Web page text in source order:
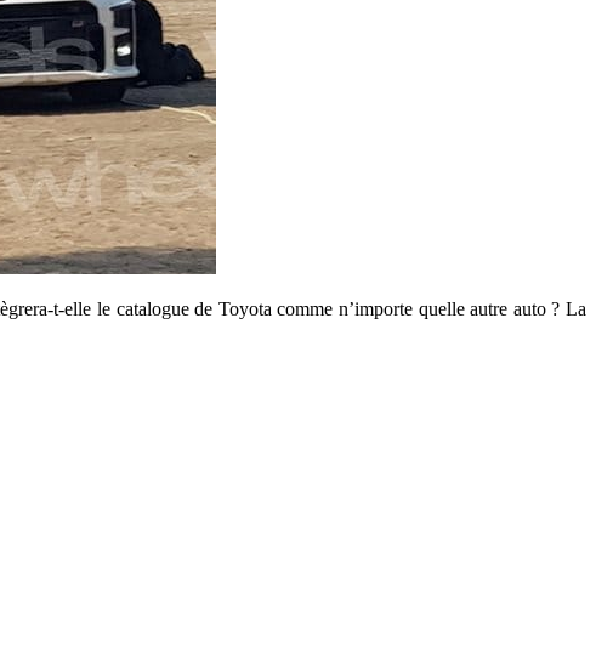
t-elle le catalogue de Toyota comme n’importe quelle autre auto ? La